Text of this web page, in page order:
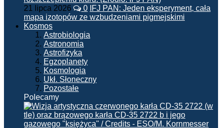
21 lipca 2026 0 IFJ PAN: Jeden eksperyment, cała
mapa izotopów ze wzbudzeniami pigmejskimi
Kosmos
Astrobiologia
Astronomia
Astrofizyka
Egzoplanety
Kosmologia
Ukł. Słoneczny
Pozostałe
Polecamy